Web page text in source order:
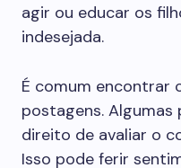
agir ou educar os
indesejada.
É comum encontrar
postagens.
direito de avaliar o
Isso pode ferir